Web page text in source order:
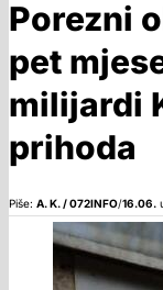
Porezni
pet
milijardi
prihoda
Piše: A. K. / 072INFO/16.06.